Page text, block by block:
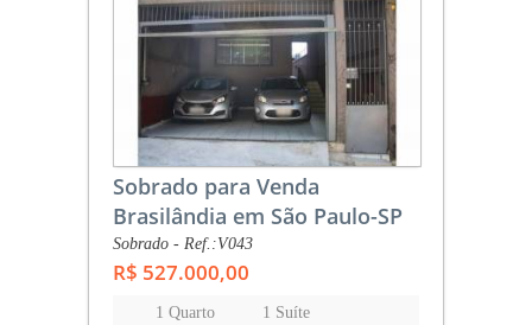
Sobrado para Venda
Brasilândia em São Paulo-SP
Sobrado - Ref.:V043
R$ 527.000,00
1 Quarto
1 Suíte